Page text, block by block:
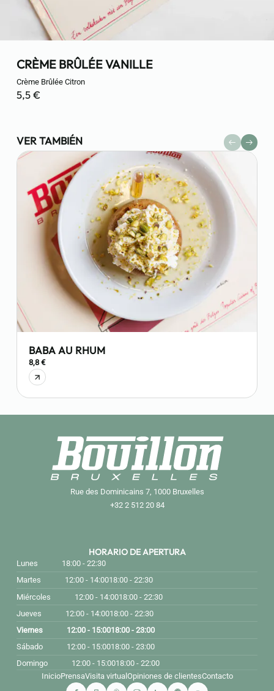
CRÈME BRÛLÉE VANILLE
Crème Brûlée Citron
5,5 €
VER TAMBIÉN
BABA AU RHUM
8,8 €
Rue des Dominicains 7, 1000 Bruxelles
+32 2 512 20 84
HORARIO DE APERTURA
Lunes
18:00 - 22:30
Martes
12:00 - 14:0018:00 - 22:30
Miércoles
12:00 - 14:0018:00 - 22:30
Jueves
12:00 - 14:0018:00 - 22:30
Viernes
12:00 - 15:0018:00 - 23:00
Sábado
12:00 - 15:0018:00 - 23:00
Domingo
12:00 - 15:0018:00 - 22:00
InicioPrensaVisita virtual Opiniones de clientesContacto